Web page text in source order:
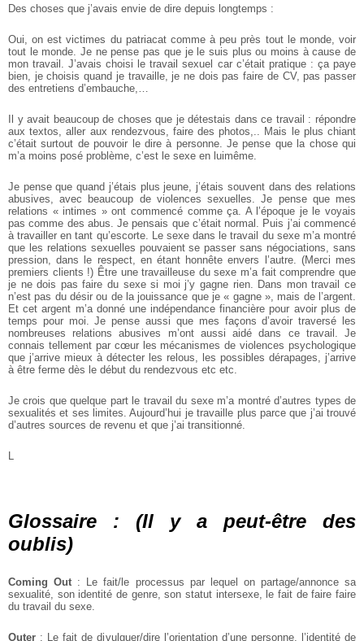
Des choses que j’avais envie de dire depuis longtemps :
Oui, on est victimes du patriacat comme à peu près tout le monde, voir
tout le monde. Je ne pense pas que je le suis plus ou moins à cause de
mon travail. J’avais choisi le travail sexuel car c’était pratique : ça paye
bien, je choisis quand je travaille, je ne dois pas faire de CV, pas passer
des entretiens d’embauche,…
Il y avait beaucoup de choses que je détestais dans ce travail : répondre
aux textos, aller aux rendez­vous, faire des photos,.. Mais le plus chiant
c’était surtout de pouvoir le dire à personne. Je pense que la chose qui
m’a moins posé problème, c’est le sexe en lui­même.
Je pense que quand j’étais plus jeune, j’étais souvent dans des relations
abusives, avec beaucoup de violences sexuelles. Je pense que mes
relations « intimes » ont commencé comme ça. A l’époque je le voyais
pas comme des abus. Je pensais que c’était normal. Puis j’ai commencé
à travailler en tant qu’escorte. Le sexe dans le travail du sexe m’a montré
que les relations sexuelles pouvaient se passer sans négociations, sans
pression, dans le respect, en étant honnête envers l’autre. (Merci mes
premiers clients !) Être une travailleuse du sexe m’a fait comprendre que
je ne dois pas faire du sexe si moi j’y gagne rien. Dans mon travail ce
n’est pas du désir ou de la jouissance que je « gagne », mais de l’argent.
Et cet argent m’a donné une indépendance financière pour avoir plus de
temps pour moi. Je pense aussi que mes façons d’avoir traversé les
nombreuses relations abusives m’ont aussi aidé dans ce travail. Je
connais tellement par cœur les mécanismes de violences psychologique
que j’arrive mieux à détecter les relous, les possibles dérapages, j’arrive
à être ferme dès le début du rendez­vous etc etc.
Je crois que quelque part le travail du sexe m’a montré d’autres types de
sexualités et ses limites. Aujourd’hui je travaille plus parce que j’ai trouvé
d’autres sources de revenu et que j’ai transitionné.
Glossaire : (Il y a peut­-être des
oublis)
Coming Out : Le fait/le processus par lequel on partage/annonce sa
sexualité, son identité de genre, son statut intersexe, le fait de faire faire
du travail du sexe.
Outer : Le fait de divulguer/dire l’orientation d’une personne, l’identité de